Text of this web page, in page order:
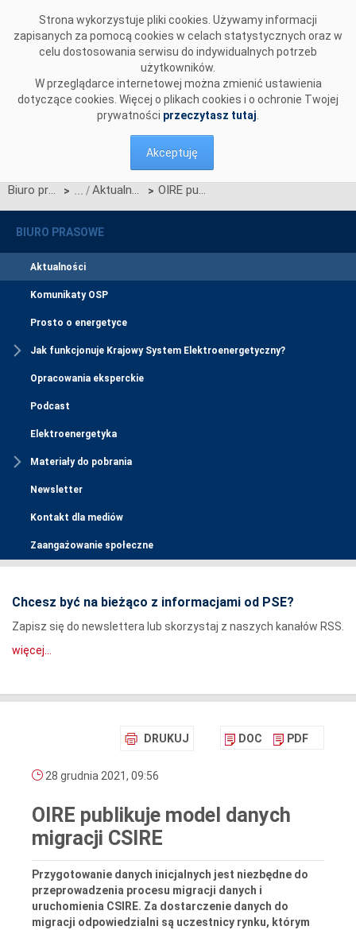
Strona wykorzystuje pliki cookies. Używamy informacji
zapisanych za pomocą cookies w celach statystycznych oraz w
celu dostosowania serwisu do indywidualnych potrzeb
użytkowników.
W przeglądarce internetowej można zmienić ustawienia
dotyczące cookies. Więcej o plikach cookies i o ochronie Twojej
prywatności przeczytasz tutaj
Akceptuję
Biuro prasowe > Aktualności > OIRE publikuje model danych migracji CSIRE
BIURO PRASOWE
Aktualności
Komunikaty OSP
Prosto o energetyce
Jak funkcjonuje Krajowy System Elektroenergetyczny?
Opracowania eksperckie
Podcast
Elektroenergetyka
Materiały do pobrania
Newsletter
Kontakt dla mediów
Zaangażowanie społeczne
Chcesz być na bieżąco z informacjami od PSE?
Zapisz się do newslettera lub skorzystaj z naszych kanałów RSS.
więcej...
DRUKUJ DOC PDF
28 grudnia 2021, 09:56
OIRE publikuje model danych
migracji CSIRE
Przygotowanie danych inicjalnych jest niezbędne do
przeprowadzenia procesu migracji danych i
uruchomienia CSIRE. Za dostarczenie danych do
migracji odpowiedzialni są uczestnicy rynku, którym